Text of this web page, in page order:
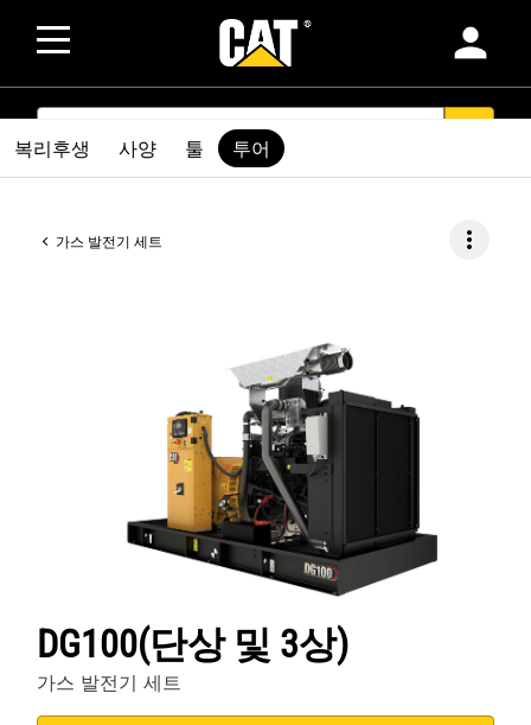
person
SEARCH
가스 발전기 세트 more_vert
DG100(단상 및 3상)
가스 발전기 세트
복리후생 사양 툴 투어